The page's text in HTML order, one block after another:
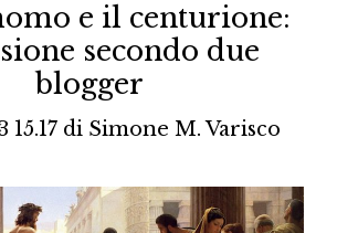
e il centurione:
secondo due
blogger
15.17 di Simone M. Varisco